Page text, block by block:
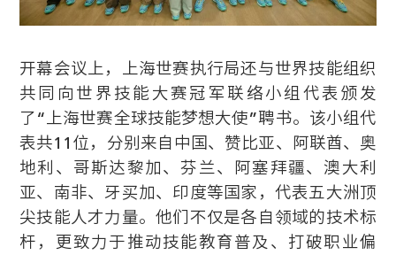
开幕会议上，上海世赛执行局还与世界技能组织
共同向世界技能大赛冠军联络小组代表颁发
了“上海世赛全球技能梦想大使”聘书。该小组代
表共11位，分别来自中国、赞比亚、阿联酋、奥
地利、哥斯达黎加、芬兰、阿塞拜疆、澳大利
亚、南非、牙买加、印度等国家，代表五大洲顶
尖技能人才力量。他们不仅是各自领域的技术标
杆，更致力于推动技能教育普及、打破职业偏